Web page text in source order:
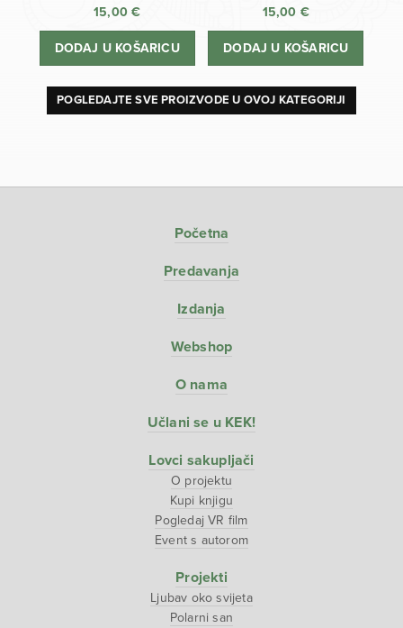
15,00€
DODAJ U KOŠARICU
15,00 €
DODAJ U KOŠARICU
POGLEDAJTE SVE PROIZVODE U OVOJ KATEGORIJI
Početna
Predavanja
Izdanja
Webshop
O nama
Učlani se u KEK!
Lovci sakupljači
O projektu
Kupi knjigu
Pogledaj VR film
Event s autorom
Projekti
Ljubav oko svijeta
Polarni san